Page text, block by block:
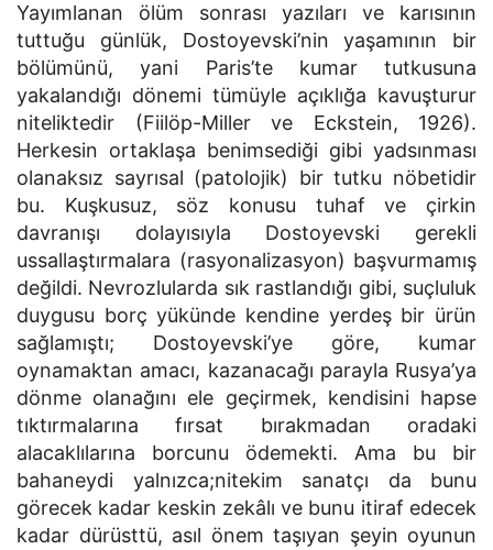
Yayımlanan ölüm sonrası yazıları ve karısının
tuttuğu günlük, Dostoyevski’nin yaşamının bir
bölümünü, yani Paris’te kumar tutkusuna
yakalandığı dönemi tümüyle açıklığa kavuşturur
niteliktedir (Fiilöp-Miller ve Eckstein, 1926).
Herkesin ortaklaşa benimsediği gibi yadsınması
olanaksız sayrısal (patolojik) bir tutku nöbetidir
bu. Kuşkusuz, söz konusu tuhaf ve çirkin
davranışı dolayısıyla Dostoyevski gerekli
ussallaştırmalara (rasyonalizasyon) başvurmamış
değildi. Nevrozlularda sık rastlandığı gibi, suçluluk
duygusu borç yükünde kendine yerdeş bir ürün
sağlamıştı; Dostoyevski’ye göre, kumar
oynamaktan amacı, kazanacağı parayla Rusya’ya
dönme olanağını ele geçirmek, kendisini hapse
tıktırmalarına fırsat bırakmadan oradaki
alacaklılarına borcunu ödemekti. Ama bu bir
bahaneydi yalnızca;nitekim sanatçı da bunu
görecek kadar keskin zekâlı ve bunu itiraf edecek
kadar dürüsttü, asıl önem taşıyan şeyin oyunun